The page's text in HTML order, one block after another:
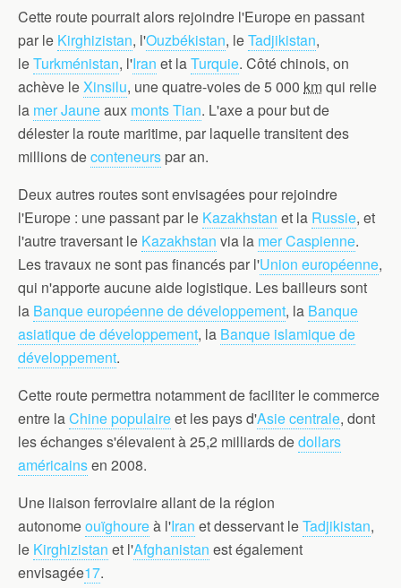
Cette route pourrait alors rejoindre l'Europe en passant
par le Kirghizistan, l'Ouzbékistan, leTadjikistan,
leTurkménistan, l'Iran et laTurquie. Côté chinois, on
achève leXinsilu, une quatre-voies de 5 000 kmqui relie
la mer Jauneaux monts Tian. L'axe a pour but de
délester la route maritime, par laquelle transitent des
millions deconteneurs par an.
Deux autres routes sont envisagées pour rejoindre
l'Europe : une passant par le Kazakhstan et la Russie, et
l'autre traversant le Kazakhstan via la mer Caspienne.
Les travaux ne sont pas financés par l'Union européenne,
qui n'apporte aucune aide logistique. Les bailleurs sont
la Banque européenne de développement, la Banque
asiatique de développement, la Banque islamique de
développement.
Cette route permettra notamment de faciliter le commerce
entre laChine populaireet les pays d'Asie centrale, dont
les échanges s'élevaient à 25,2 milliards dedollars
américainsen 2008.
Une liaison ferroviaire allant de la région
autonomeouïghoureà l'Iran et desservant leTadjikistan,
le Kirghizistan et l'Afghanistan est également
envisagée17.